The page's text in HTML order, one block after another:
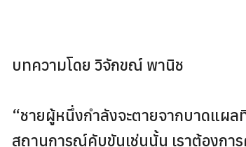
บทความโดย วิจักขณ์ พานิช
“ชายผู้หนึ่งกำลังจะตายจากบาดแผ
สถานการณ์คับขันเช่นนั้น เราต้องการ